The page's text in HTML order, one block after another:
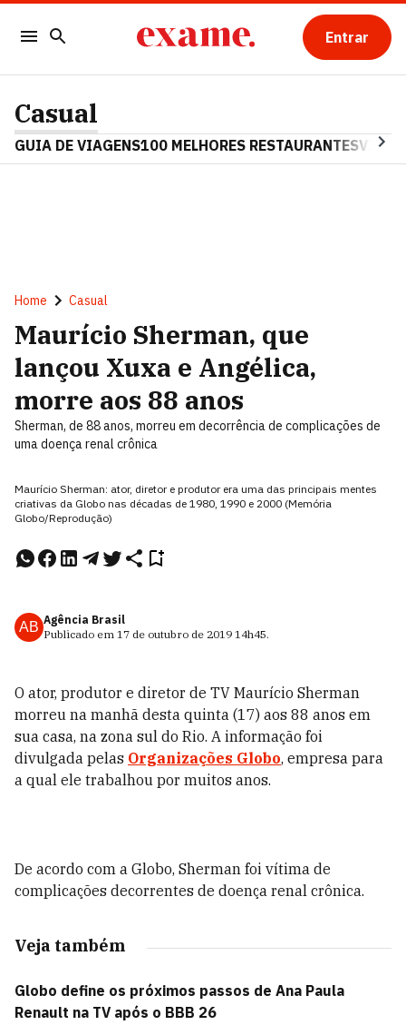
Entrar
Casual
GUIA DE VIAGENS100 MELHORES RESTAURANTES
Home Casual
Maurício Sherman, que
lançou Xuxa e Angélica,
morre aos 88 anos
Sherman, de 88 anos, morreu em decorrência de complicações de
uma doença renal crônica
Maurício Sherman: ator, diretor e produtor era uma das principais mentes
criativas da Globo nas décadas de 1980, 1990 e 2000 (Memória
Globo/Reprodução)
AB Agência Brasil
Publicado em 17 de outubro de 2019 14h45.
O ator, produtor e diretor de TV Maurício Sherman
morreu na manhã desta quinta (17) aos 88 anos em
sua casa, na zona sul do Rio. A informação foi
divulgada pelas Organizações Globo, empresa para
a qual ele trabalhou por muitos anos.
De acordo com a Globo, Sherman foi vítima de
complicações decorrentes de doença renal crônica.
Veja também
Globo define os próximos passos de Ana Paula
Renault na TV após o BBB 26